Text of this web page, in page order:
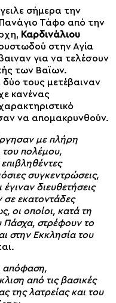
σήμερα την
Τάφο από την
Καρδινάλιου
στην Αγία
για να τελέσουν
των Βαϊων.
τους μετέβαιναν
κανένας
να απομακρυνθούν.
με πλήρη
του πολέμου,
συγκεντρώσεις,
διευθετήσεις
εκατοντάδες
οι οποίοι, κατά τη
Πάσχα, στρέφουν το
στην Εκκλησία του
απόφαση,
από τις βασικές
της λατρείας και του